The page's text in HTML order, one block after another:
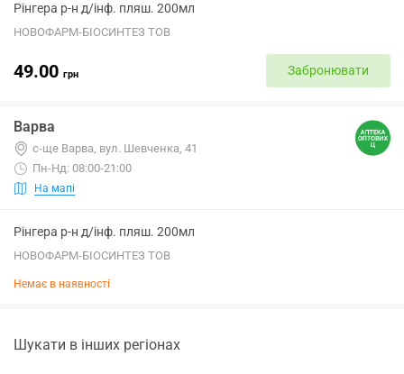
Рінгера р-н д/інф. пляш. 200мл
НОВОФАРМ-БІОСИНТЕЗ ТОВ
49.00 грн Забронювати
Варва
с-ще Варва, вул. Шевченка, 41
Пн-Нд: 08:00-21:00
На мапі
Рінгера р-н д/інф. пляш. 200мл
НОВОФАРМ-БІОСИНТЕЗ ТОВ
Немає в наявності
Шукати в інших регіонах